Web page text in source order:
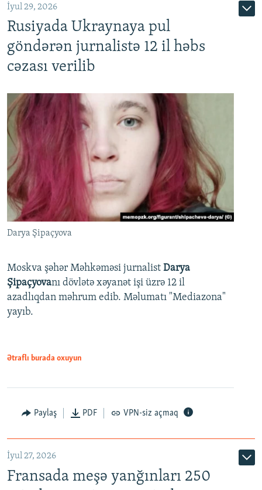
İyul 29, 2026
Rusiyada Ukraynaya pul
göndərən jurnalistə 12 il həbs
cəzası verilib
Darya Şipaçyova
Moskva şəhər Məhkəməsi jurnalist Darya
Şipaçyovanı dövlətə xəyanət işi üzrə 12 il
azadlıqdan məhrum edib. Məlumatı "Mediazona"
yayıb.
Ətraflı burada oxuyun
Paylaş PDF VPN-siz açmaq
İyul 27, 2026
Fransada meşə yanğınları 250